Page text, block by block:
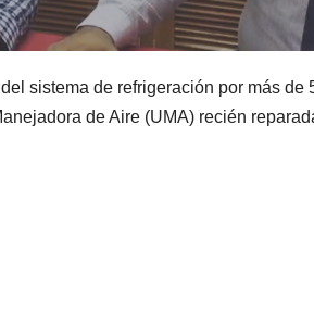
sistema de refrigeración por más
de Aire (UMA) recién